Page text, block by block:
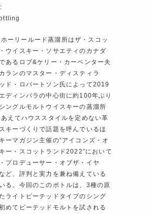
ーリールード蒸溜所はザ・スコッ
ウイスキー・ソサエティのカナダ
あるロブ&ケリー・カーペンター夫
ランのマスター・ディスティラ
ド・ロバートソン氏によって2019
ディンバラの中心街に約100年ぶり
ングルモルトウイスキーの蒸溜所
えてハウススタイルを定めない革
キーづくりで話題を呼んでいるほ
ーマガジン主催の“アイコンズ・オ
ー・スコットランド2022”において
プロデューサー・オブザ・イヤ
ど、評判と実力を兼ね備えている
る。今回のこのボトルは、3種の原
ライトピーテッドタイプのシング
めてピーテッドモルトを試される